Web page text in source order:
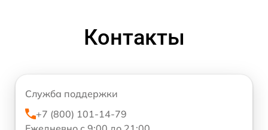
Контакты
Служба поддержки
+7 (800) 101-14-79